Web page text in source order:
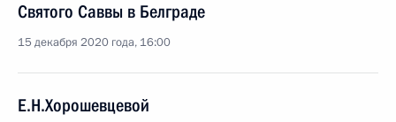
Святого Саввы в Белграде
15 декабря 2020 года, 16:00
Е.Н.Хорошевцевой